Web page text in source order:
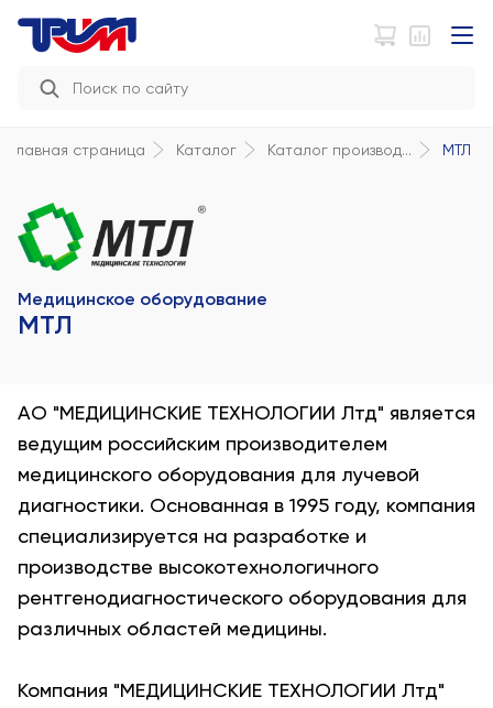
Главная страница Каталог Каталог производ... МТЛ
Медицинское оборудование
МТЛ
АО "МЕДИЦИНСКИЕ ТЕХНОЛОГИИ Лтд" является
ведущим российским производителем
медицинского оборудования для лучевой
диагностики. Основанная в 1995 году, компания
специализируется на разработке и
производстве высокотехнологичного
рентгенодиагностического оборудования для
различных областей медицины.
Компания "МЕДИЦИНСКИЕ ТЕХНОЛОГИИ Лтд"